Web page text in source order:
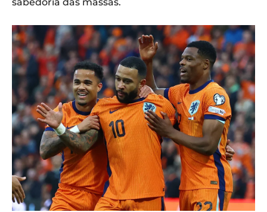
sabedoria das massas.